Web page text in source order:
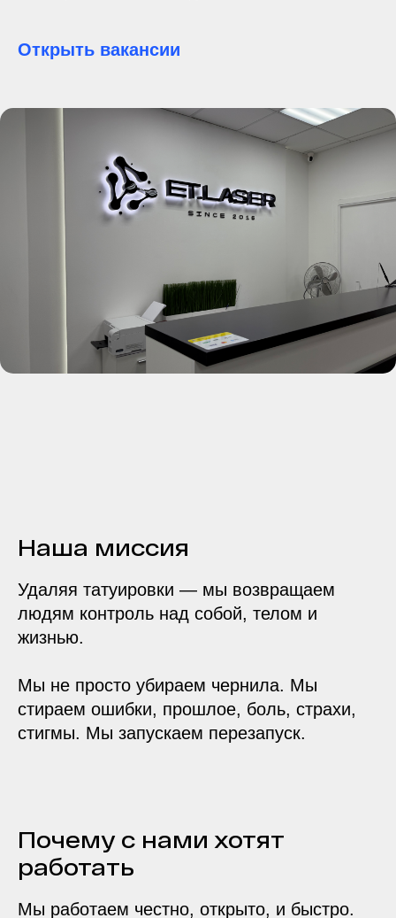
Открыть вакансии
Наша миссия
Удаляя татуировки — мы возвращаем
людям контроль над собой, телом и
жизнью.
Мы не просто убираем чернила. Мы
стираем ошибки, прошлое, боль, страхи,
стигмы. Мы запускаем перезапуск.
Почему с нами хотят
работать
Мы работаем честно, открыто, и быстро.